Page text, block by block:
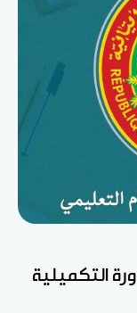
التكميلية